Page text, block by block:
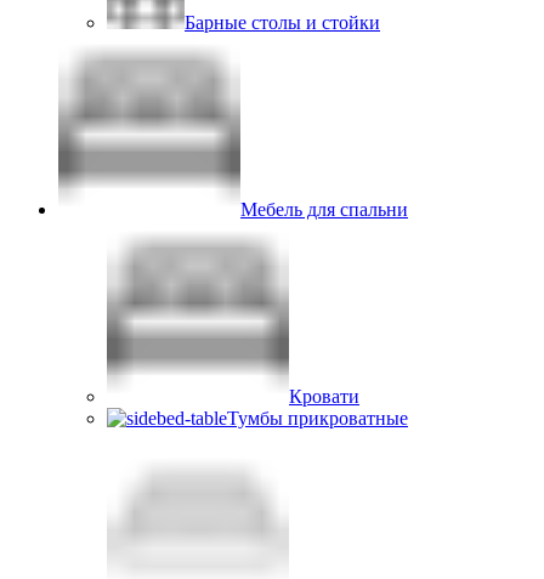
Барные столы и стойки
Мебель для спальни
Кровати
Тумбы прикроватные